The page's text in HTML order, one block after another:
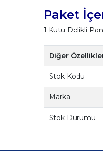
Paket
1 Kutu Delikli
Diğer
Stok Kodu
Marka
Stok Durumu